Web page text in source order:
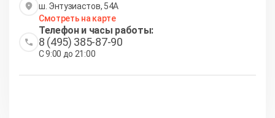
ш. Энтузиастов, 54А
Смотреть на карте
Телефон и часы работы:
8 (495) 385-87-90
С 9:00 до 21:00